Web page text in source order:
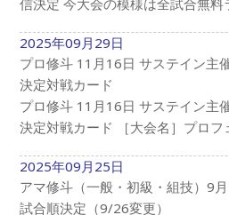
2025年09月29日
プロ修斗 11月16日 サステイン主
決定対戦カード
プロ修斗 11月16日 サステイン主
決定対戦カード ［大会名］プロフ
2025年09月25日
アマ修斗（一般・初級・組技）9
試合順決定（9/26変更）